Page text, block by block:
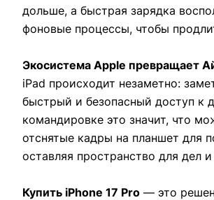
дольше, а быстрая зарядка
фоновые процессы, чтобы
Экосистема Apple превращает
iPad происходит незаметно:
быстрый и безопасный доступ к
командировке это значит, что
отснятые кадры на планшет для
оставляя пространство для дел
Купить iPhone 17 Pro — это